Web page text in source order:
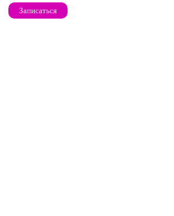
Записаться